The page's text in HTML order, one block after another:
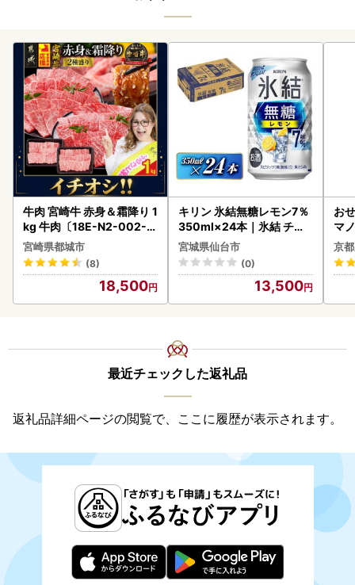
牛肉 宮崎牛 赤身＆霜降り 1
kg 牛肉〔18E-N2-002-1
kg-S4A6-CF〕
宮崎県都城市
(8)
18,500
キリン 氷結無糖レモン7％
350ml×24本｜氷結 チュ
ーハイ 仙台市
宮城県仙台市
(0)
13,500
お
マ
京
最近チェックした返礼品
返礼品詳細ページの閲覧で、ここに履歴が表示されます。